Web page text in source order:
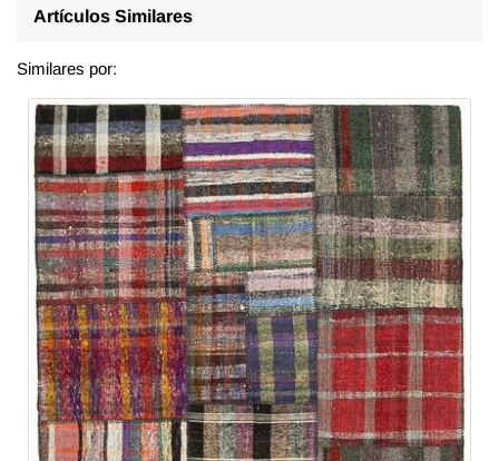
Artículos Similares
Similares por: